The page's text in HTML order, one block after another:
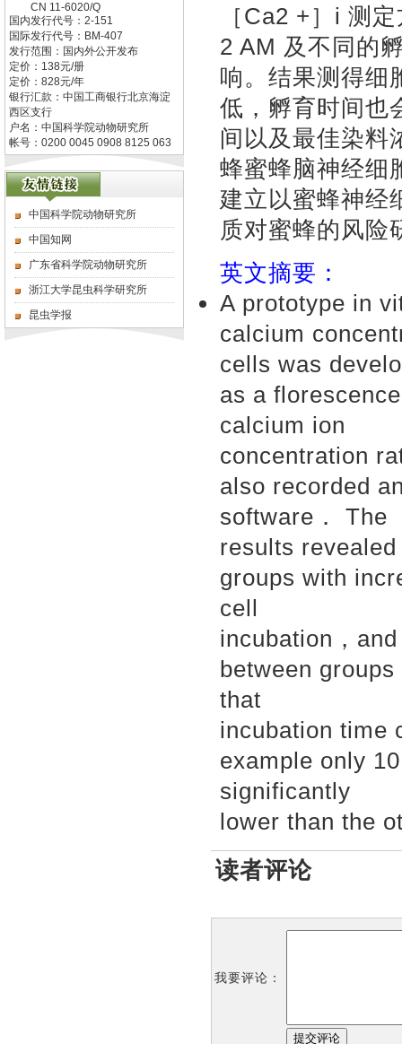
CN 11-6020/Q
国内发行代号： 2-151
国际发行代号： BM-407
发行范围：国内外公开发布
定价： 138元/册
定价： 828元/年
银行汇款：中国工商银行北京海淀
西区支行
户名：中国科学院动物研究所
帐号：0200 0045 0908 8125 063
中国科学院动物研究所
中国知网
广东省科学院动物研究所
浙江大学昆虫科学研究所
昆虫学报
［Ca2 +］i 测
2 AM 及不同的
响。结果测得细
低，孵育时间也
间以及最佳染料
蜂蜜蜂脑神经细
建立以蜜蜂神经
质对蜜蜂的风险
英文摘要：
A prototype in
calcium
cells was
as a
calcium ion
concentration
also recorded
software． The
results
groups with
cell
incubation，
between
that
incubation time
example only
significantly
lower than the
读者评论
我要评论：